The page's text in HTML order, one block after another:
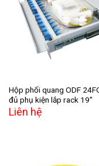
Hộp phối quang ODF
đủ phụ kiện lắp rack 19″
Liên hệ